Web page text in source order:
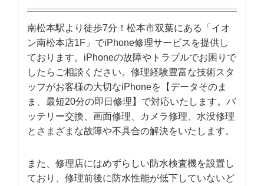
南松本駅より徒歩7分！松本市双葉にある「イオ
ン南松本店1F」でiPhone修理サービスを提供し
ております。iPhoneの故障やトラブルでお困りで
したらご相談ください。修理経験豊富な技術スタ
ッフがお客様の大切なiPhoneを【データそのま
ま、最短20分の即日修理】で対応いたします。バ
ッテリー交換、画面修理、カメラ修理、水没修理
とさまざまな故障や不具合の解決をいたします。
また、修理店にはめずらしい防水検査機を設置し
ており、修理前後に防水性能が低下していないど